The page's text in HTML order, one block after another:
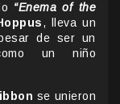
“Enema of the
, lleva un
de ser un
un niño
se unieron